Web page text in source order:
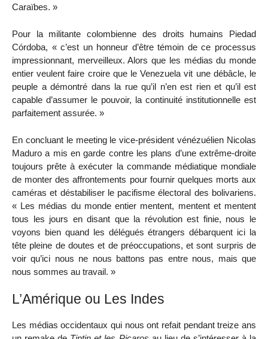
Caraïbes. »
Pour la militante colombienne des droits humains Piedad
Córdoba, « c’est un honneur d’être témoin de ce processus
impressionnant, merveilleux. Alors que les médias du monde
entier veulent faire croire que le Venezuela vit une débâcle, le
peuple a démontré dans la rue qu’il n’en est rien et qu’il est
capable d’assumer le pouvoir, la continuité institutionnelle est
parfaitement assurée. »
En concluant le meeting le vice-président vénézuélien Nicolas
Maduro a mis en garde contre les plans d’une extrême-droite
toujours prête à exécuter la commande médiatique mondiale
de monter des affrontements pour fournir quelques morts aux
caméras et déstabiliser le pacifisme électoral des bolivariens.
« Les médias du monde entier mentent, mentent et mentent
tous les jours en disant que la révolution est finie, nous le
voyons bien quand les délégués étrangers débarquent ici la
tête pleine de doutes et de préoccupations, et sont surpris de
voir qu’ici nous ne nous battons pas entre nous, mais que
nous sommes au travail. »
L’Amérique ou Les Indes
Les médias occidentaux qui nous ont refait pendant treize ans